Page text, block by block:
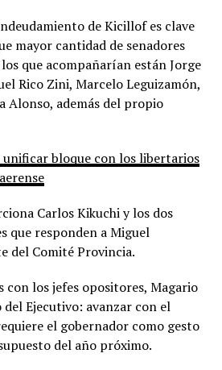
de Kicillof es clave
mayor cantidad de senadores
que acompañarían están Jorge
Rico Zini, Marcelo Leguizamón,
Alonso, además del propio
unificar bloque con los libertarios
Carlos Kikuchi y los dos
que responden a Miguel
del Comité Provincia.
con los jefes opositores, Magario
Ejecutivo: avanzar con el
el gobernador como gesto
del año próximo.